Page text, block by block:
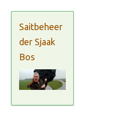
Saitbeheer
der Sjaak
Bos